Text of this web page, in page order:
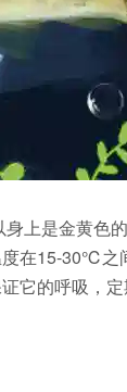
上是金黄色
在15-30℃
它的呼吸，